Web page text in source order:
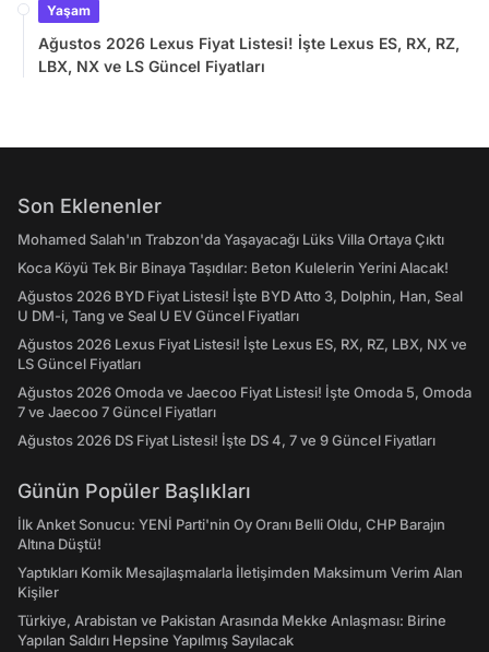
Yaşam
Ağustos 2026 Lexus Fiyat Listesi! İşte Lexus ES, RX, RZ,
LBX, NX ve LS Güncel Fiyatları
Son Eklenenler
Mohamed Salah'ın Trabzon'da Yaşayacağı Lüks Villa Ortaya Çıktı
Koca Köyü Tek Bir Binaya Taşıdılar: Beton Kulelerin Yerini Alacak!
Ağustos 2026 BYD Fiyat Listesi! İşte BYD Atto 3, Dolphin, Han, Seal
U DM-i, Tang ve Seal U EV Güncel Fiyatları
Ağustos 2026 Lexus Fiyat Listesi! İşte Lexus ES, RX, RZ, LBX, NX ve
LS Güncel Fiyatları
Ağustos 2026 Omoda ve Jaecoo Fiyat Listesi! İşte Omoda 5, Omoda
7 ve Jaecoo 7 Güncel Fiyatları
Ağustos 2026 DS Fiyat Listesi! İşte DS 4, 7 ve 9 Güncel Fiyatları
Günün Popüler Başlıkları
İlk Anket Sonucu: YENİ Parti'nin Oy Oranı Belli Oldu, CHP Barajın
Altına Düştü!
Yaptıkları Komik Mesajlaşmalarla İletişimden Maksimum Verim Alan
Kişiler
Türkiye, Arabistan ve Pakistan Arasında Mekke Anlaşması: Birine
Yapılan Saldırı Hepsine Yapılmış Sayılacak